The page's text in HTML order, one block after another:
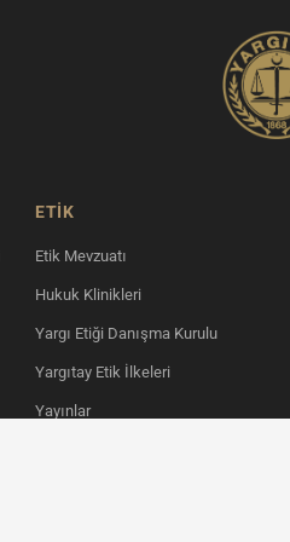
ETİK
Etik Mevzuatı
Hukuk Klinikleri
Yargı Etiği Danışma Kurulu
Yargıtay Etik İlkeleri
Yayınlar